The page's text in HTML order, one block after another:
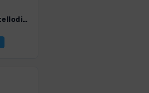
ToskS_07_CastellodiBrolio.gpx